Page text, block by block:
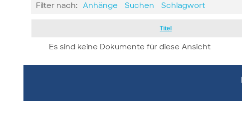
Filter nach: Anhänge Suchen Schlagwort
Titel
Es sind keine Dokumente für diese Ansicht